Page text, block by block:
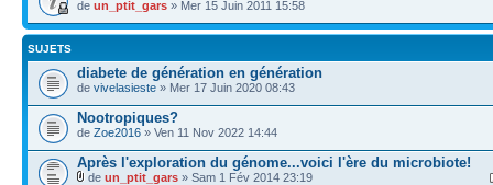
de un_ptit_gars » Mer 15 Juin 2011 15:58
SUJETS
diabete de génération en génération
de vivelasieste » Mer 17 Juin 2020 08:43
Nootropiques?
de Zoe2016 » Ven 11 Nov 2022 14:44
Après l'exploration du génome...voici l'ère du microbiote!
de un_ptit_gars » Sam 1 Fév 2014 23:19